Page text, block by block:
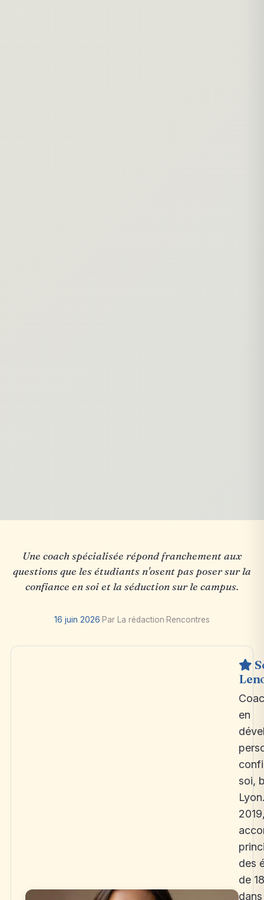
Une coach spécialisée répond franchement aux
questions que les étudiants n'osent pas poser sur la
confiance en soi et la séduction sur le campus.
16 juin 2026·Par La rédaction·Rencontres
en
soi,
des
de